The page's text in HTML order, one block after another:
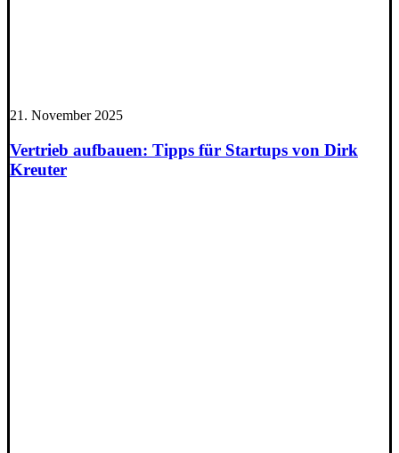
21. November 2025
Vertrieb aufbauen: Tipps für Startups von Dirk
Kreuter